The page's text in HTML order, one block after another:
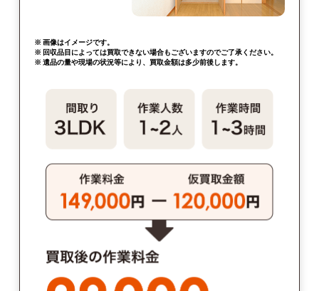
※ 画像はイメージです。
※ 回収品目によっては買取できない場合もございますのでご了承ください。
※ 遺品の量や現場の状況等により、買取金額は多少前後します。